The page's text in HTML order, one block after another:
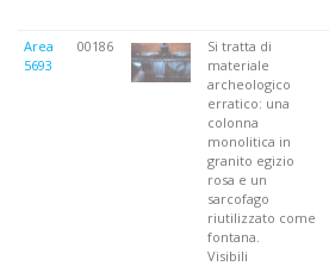
Area
5693
00186
Si tratta di
materiale
archeologico
erratico: una
colonna
monolitica in
granito egizio
rosa e un
sarcofago
riutilizzato come
fontana.
Visibili